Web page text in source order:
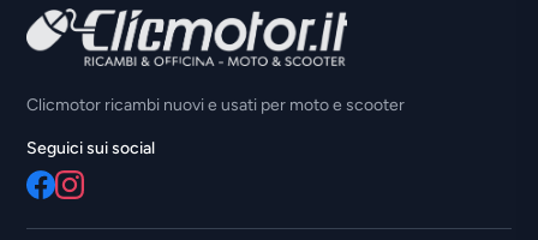
Clicmotor ricambi nuovi e usati per moto e scooter
Seguici sui social